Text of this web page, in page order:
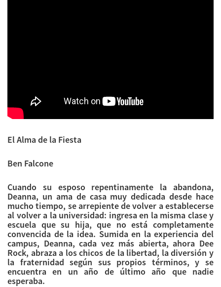
El Alma de la Fiesta
Ben Falcone
Cuando su esposo repentinamente la abandona,
Deanna, un ama de casa muy dedicada desde hace
mucho tiempo, se arrepiente de volver a establecerse
al volver a la universidad: ingresa en la misma clase y
escuela que su hija, que no está completamente
convencida de la idea. Sumida en la experiencia del
campus, Deanna, cada vez más abierta, ahora Dee
Rock, abraza a los chicos de la libertad, la diversión y
la fraternidad según sus propios términos, y se
encuentra en un año de último año que nadie
esperaba.